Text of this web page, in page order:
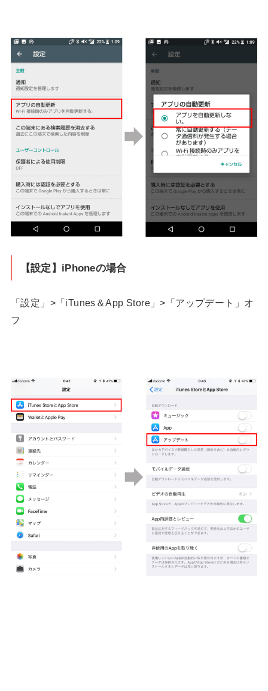
【設定】iPhoneの場合
「設定」>「iTunes＆App Store」>「アップデート」オ
フ